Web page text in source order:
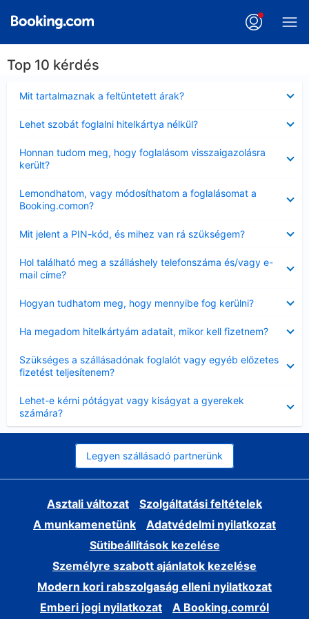
Top 10 kérdés
Mit tartalmaznak a feltüntetett árak?
Lehet szobát foglalni hitelkártya nélkül?
Honnan tudom meg, hogy foglalásom visszaigazolásra
került?
Lemondhatom, vagy módosíthatom a foglalásomat a
Booking.comon?
Mit jelent a PIN-kód, és mihez van rá szükségem?
Hol található meg a szálláshely telefonszáma és/vagy e-
mail címe?
Hogyan tudhatom meg, hogy mennyibe fog kerülni?
Ha megadom hitelkártyám adatait, mikor kell fizetnem?
Szükséges a szállásadónak foglalót vagy egyéb előzetes
fizetést teljesítenem?
Lehet-e kérni pótágyat vagy kiságyat a gyerekek
számára?
Legyen szállásadó partnerünk
Asztali változat
Szolgáltatási feltételek
A munkamenetünk
Adatvédelmi nyilatkozat
Sütibeállítások kezelése
Személyre szabott ajánlatok kezelése
Modern kori rabszolgaság elleni nyilatkozat
Emberi jogi nyilatkozat
A Booking.comról